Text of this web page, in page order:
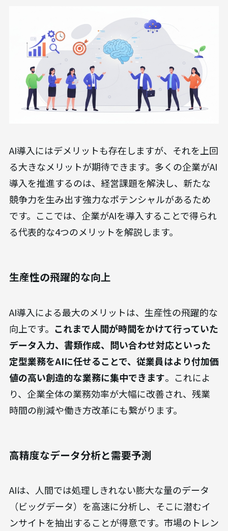
AI導入にはデメリットも存在しますが、それを上回
る大きなメリットが期待できます。多くの企業がAI
導入を推進するのは、経営課題を解決し、新たな
競争力を生み出す強力なポテンシャルがあるため
です。ここでは、企業がAIを導入することで得られ
る代表的な4つのメリットを解説します。
生産性の飛躍的な向上
AI導入による最大のメリットは、生産性の飛躍的な
向上です。 これまで人間が時間をかけて行っていた
データ入力、書類作成、問い合わせ対応といった
定型業務をAIに任せることで、従業員はより付加価
値の高い創造的な業務に集中できます。これによ
り、企業全体の業務効率が大幅に改善され、残業
時間の削減や働き方改革にも繋がります。
高精度なデータ分析と需要予測
AIは、人間では処理しきれない膨大な量のデータ
（ビッグデータ）を高速に分析し、そこに潜むイ
ンサイトを抽出することが得意です。市場のトレン